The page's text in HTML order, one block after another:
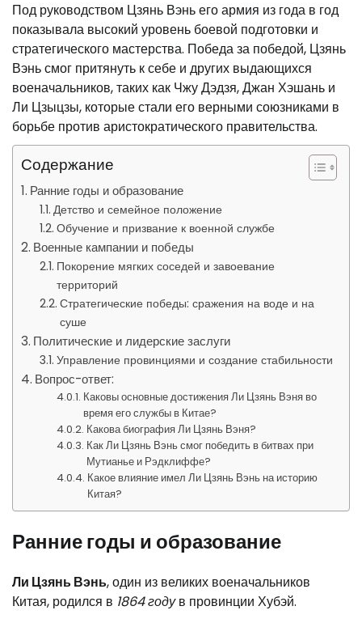
Под руководством Цзянь Вэнь его армия из года в год
показывала высокий уровень боевой подготовки и
стратегического мастерства. Победа за победой, Цзянь
Вэнь смог притянуть к себе и других выдающихся
военачальников, таких как Чжу Дэдзя, Джан Хэшань и
Ли Цзыцзы, которые стали его верными союзниками в
борьбе против аристократического правительства.
Содержание
Ранние годы и образование
Детство и семейное положение
Обучение и призвание к военной службе
Военные кампании и победы
Покорение мягких соседей и завоевание
территорий
Стратегические победы: сражения на воде и на
суше
Политические и лидерские заслуги
Управление провинциями и создание стабильности
Вопрос-ответ:
Каковы основные достижения Ли Цзянь Вэня во
время его службы в Китае?
Какова биография Ли Цзянь Вэня?
Как Ли Цзянь Вэнь смог победить в битвах при
Мутианье и Рэдклиффе?
Какое влияние имел Ли Цзянь Вэнь на историю
Китая?
Ранние годы и образование
Ли Цзянь Вэнь, один из великих военачальников
Китая, родился в 1864 годув провинции Хубэй.